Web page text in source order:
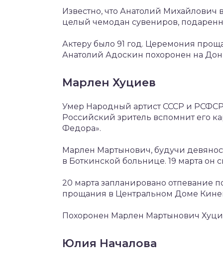
Известно, что Анатолий
целый чемодан сувениров,
Актеру было 91 год. Церемония
Анатолий Адоскин похоронен на
Марлен Хуциев
Умер Народный артист СССР и
Российский зритель вспомнит его
Федора».
Марлен Мартынович, будучи
в Боткинской больнице. 19 марта он
20 марта запланировано отпевание
прощания в Центральном Доме
Похоронен Марлен Мартынович
Юлия Началова